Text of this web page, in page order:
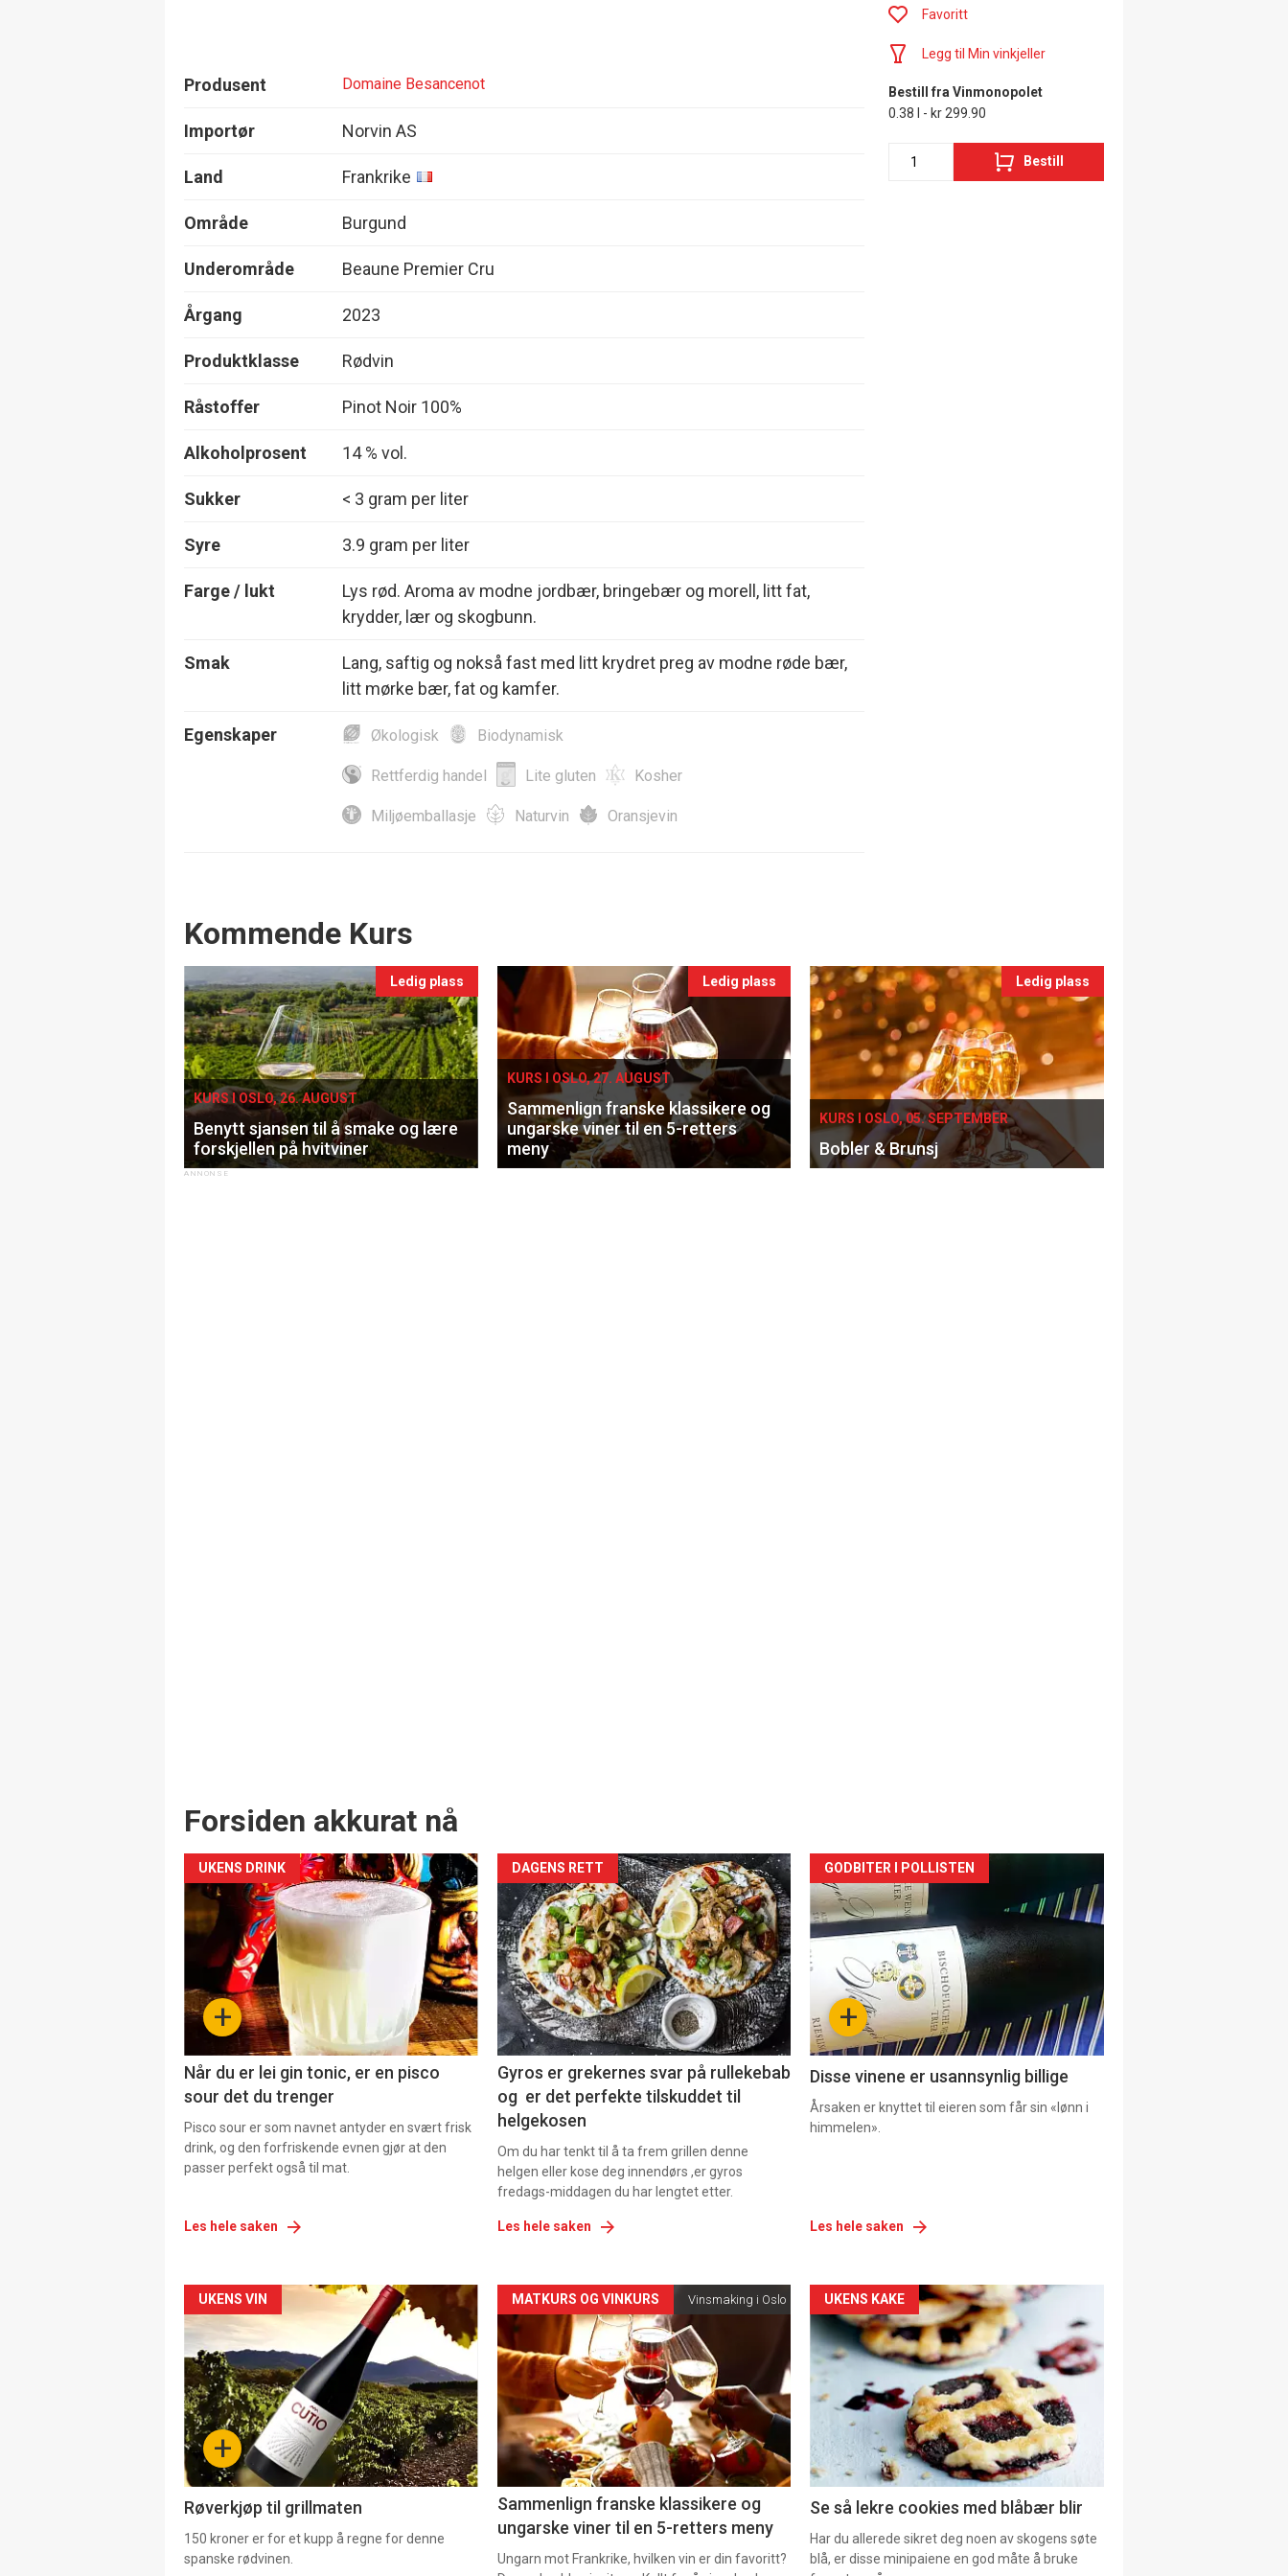
Produsent Domaine Besancenot
Importør Norvin AS
Land Frankrike
Område Burgund
Underområde Beaune Premier Cru
Årgang 2023
Produktklasse Rødvin
Råstoffer Pinot Noir 100%
Alkoholprosent 14 % vol.
Sukker < 3 gram per liter
Syre 3.9 gram per liter
Farge / lukt
Lys rød. Aroma av modne jordbær, bringebær og morell, litt fat,
krydder, lær og skogbunn.
Smak
Lang, saftig og nokså fast med litt krydret preg av modne røde bær,
litt mørke bær, fat og kamfer.
Egenskaper Økologisk Biodynamisk
Rettferdig handel Lite gluten Kosher
Miljøemballasje Naturvin Oransjevin
Favoritt
Legg til Min vinkjeller
Bestill fra Vinmonopolet
0.38 l - kr 299.90
Bestill
Events
Kommende Kurs
Ledig plass
KURS I OSLO, 26. AUGUST
Benytt sjansen til å smake og lære
forskjellen på hvitviner
Ledig plass
KURS I OSLO, 27. AUGUST
Sammenlign franske klassikere og
ungarske viner til en 5-retters
meny
Ledig plass
KURS I OSLO, 05. SEPTEMBER
Bobler & Brunsj
Forsiden akkurat nå
+
UKENS DRINK
Når du er lei gin tonic, er en pisco
sour det du trenger
Pisco sour er som navnet antyder en svært frisk
drink, og den forfriskende evnen gjør at den
passer perfekt også til mat.
Les hele saken
Forsiden
akkurat
nå
-
2
DAGENS RETT
Gyros er grekernes svar på rullekebab
og er det perfekte tilskuddet til
helgekosen
Om du har tenkt til å ta frem grillen denne
helgen eller kose deg innendørs ,er gyros
fredags-middagen du har lengtet etter.
Les hele saken
Forsiden
akkurat
nå
3 +
GODBITER I POLLISTEN
Disse vinene er usannsynlig billige
Årsaken er knyttet til eieren som får sin «lønn i
himmelen».
Les hele saken
Forsiden
akkurat
nå
-
4 +
UKENS VIN
Røverkjøp til grillmaten
150 kroner er for et kupp å regne for denne
spanske rødvinen.
Forsiden
akkurat
nå
-
5
MATKURS OG VINKURS Vinsmaking i Oslo
Sammenlign franske klassikere og
ungarske viner til en 5-retters meny
Ungarn mot Frankrike, hvilken vin er din favoritt?
Forsiden
akkurat
nå
6
UKENS KAKE
Se så lekre cookies med blåbær blir
Har du allerede sikret deg noen av skogens søte
blå, er disse minipaiene en god måte å bruke